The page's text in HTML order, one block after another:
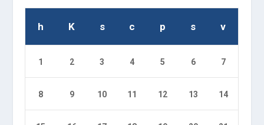
h K s c p s v
1 2 3 4 5 6 7
8 9 10 11 12 13 14